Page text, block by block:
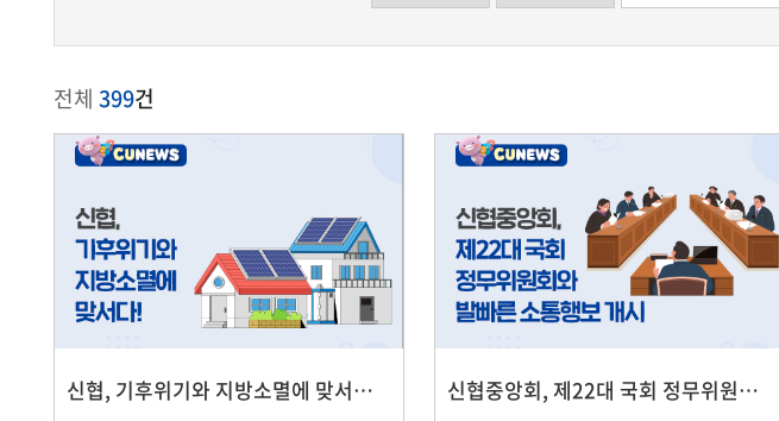
전체399건
신협, 기후위기와 지방소멸에 맞서다! '햇빛소득마을' 금융지원사업 본격 추진 신협중앙회, 제22대 국회 정무위원회와 발빠른 소통행보 개시